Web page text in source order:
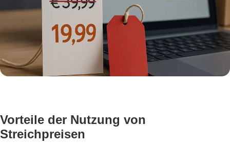
Vorteile der Nutzung von
Streichpreisen